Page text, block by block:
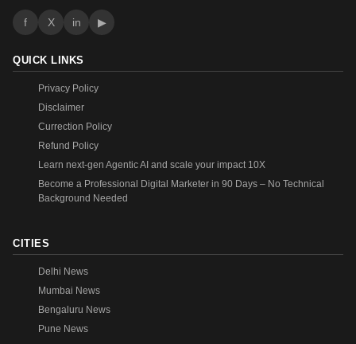
f X in ▶
QUICK LINKS
Privacy Policy
Disclaimer
Currection Policy
Refund Policy
Learn next-gen Agentic AI and scale your impact 10X
Become a Professional Digital Marketer in 90 Days – No Technical
Background Needed
CITIES
Delhi News
Mumbai News
Bengaluru News
Pune News